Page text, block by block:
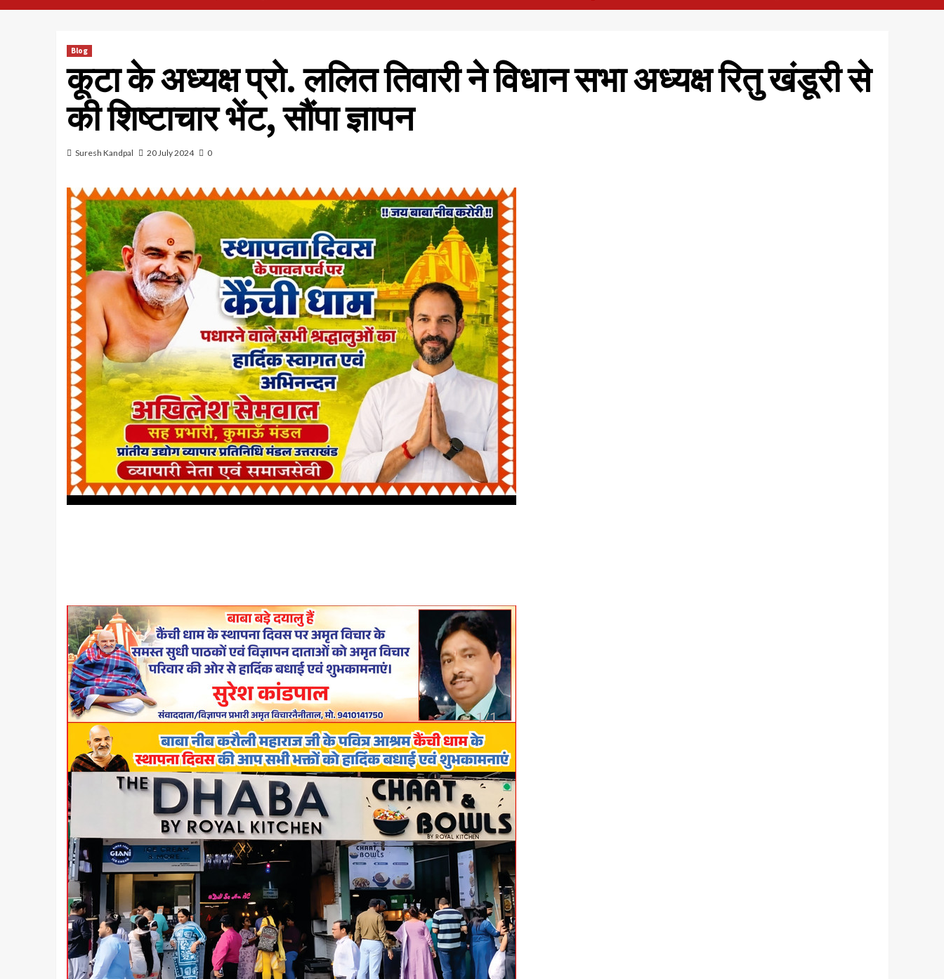
Blog
कूटा के अध्यक्ष प्रो. ललित तिवारी ने विधान सभा अध्यक्ष रितु खंडूरी से
की शिष्टाचार भेंट, सौंपा ज्ञापन
Suresh Kandpal 20 July 2024 0